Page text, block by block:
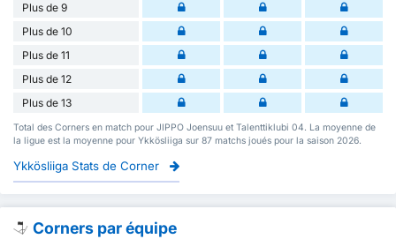
Plus de 9
Plus de 10
Plus de 11
Plus de 12
Plus de 13
Total des Corners en match pour JIPPO Joensuu et Talenttiklubi 04. La moyenne de
la ligue est la moyenne pour Ykkösliiga sur 87 matchs joués pour la saison 2026.
Ykkösliiga Stats de Corner
Corners par équipe